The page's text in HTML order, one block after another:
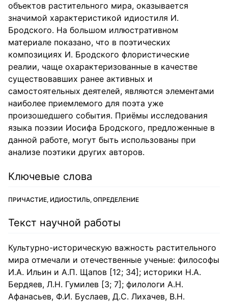
объектов растительного мира, оказывается
значимой характеристикой идиостиля И.
Бродского. На большом иллюстративном
материале показано, что в поэтических
композициях И. Бродского флористические
реалии, чаще охарактеризованные в качестве
существовавших ранее активных и
самостоятельных деятелей, являются элементами
наиболее приемлемого для поэта уже
произошедшего события. Приёмы исследования
языка поэзии Иосифа Бродского, предложенные в
данной работе, могут быть использованы при
анализе поэтики других авторов.
Ключевые слова
ПРИЧАСТИЕ, ИДИОСТИЛЬ, ОПРЕДЕЛЕНИЕ
Текст научной работы
Культурно-историческую важность растительного
мира отмечали и отечественные ученые: философы
И.А. Ильин и А.П. Щапов [12; 34]; историки Н.А.
Бердяев, Л.Н. Гумилев [3; 7]; филологи А.Н.
Афанасьев, Ф.И. Буслаев, Д.С. Лихачев, В.Н.